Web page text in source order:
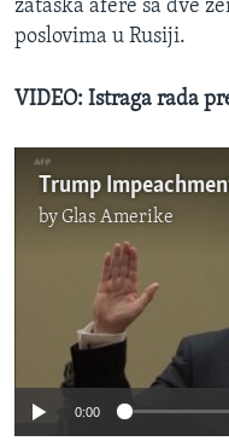
zataška afere sa dve
poslovima u Rusiji.
VIDEO: Istraga rada
byGlas Amerike
No media
0:00